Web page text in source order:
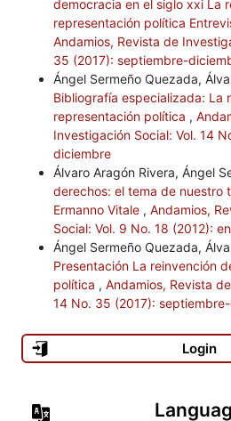
Cossío, J. R. (2000), Dogmática
autoritario, México: Fontamara.
Costa, P. (2005), Cittadinanza,
Cortina, A. (2005), Ciudadanos del
ciudadanía, Madrid: Alianza.
Cruz Parcero, J. A. (2007), El lenguaje
para una teoría estructural de los
Dahrendorf, R. (1996), “La naturaleza
ciudadanía”, en La política. Revista de
la Sociedad, núm. 3, octubre,
Ferrajoli, L. (2008), Democracia y
__________ (2006), Garantismo. Una
democracia en el siglo xxi La
representación política
Andamios, Revista de
35 (2017): septiembre-
Ángel Sermeño Quezada,
Bibliografía especializada: La
representación política ,
Investigación Social: Vol. 14
diciembre
Álvaro Aragón Rivera, Ángel
derechos: el tema de nuestro
Ermanno Vitale , Andamios,
Social: Vol. 9 No. 18 (2012):
Ángel Sermeño Quezada,
Presentación La reinvención
política , Andamios, Revista
14 No. 35 (2017):
Login